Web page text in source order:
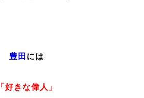
豊田 には
「好きな偉人」